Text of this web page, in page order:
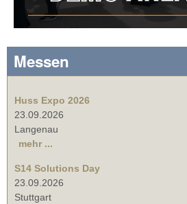
Messen
Huss Expo 2026
23.09.2026
Langenau
mehr ...
S14 Solutions Day
23.09.2026
Stuttgart